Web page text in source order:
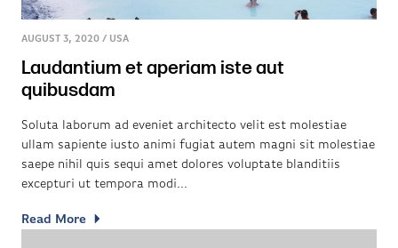
AUGUST 3, 2020 / USA
Laudantium et aperiam iste aut
quibusdam
Soluta laborum ad eveniet architecto velit est molestiae
ullam sapiente iusto animi fugiat autem magni sit molestiae
saepe nihil quis sequi amet dolores voluptate blanditiis
excepturi ut tempora modi...
Read More